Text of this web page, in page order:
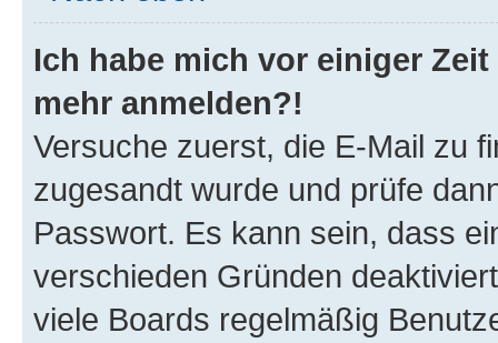
Ich habe mich vor einiger
mehr anmelden?!
Versuche zuerst, die E-Mail zu
zugesandt wurde und prüfe
Passwort. Es kann sein, dass
verschieden Gründen
viele Boards regelmäßig